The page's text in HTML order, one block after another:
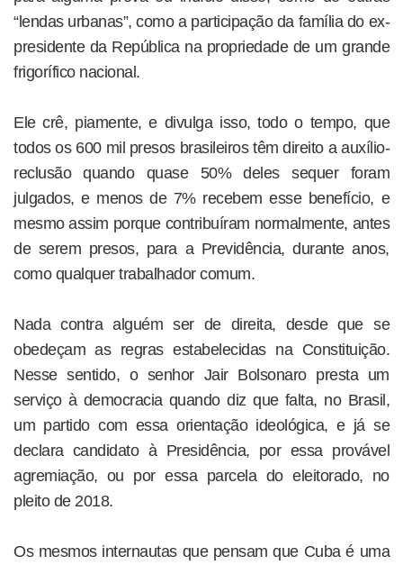
“lendas urbanas”, como a participação da família do ex-
presidente da República na propriedade de um grande
frigorífico nacional.
Ele crê, piamente, e divulga isso, todo o tempo, que
todos os 600 mil presos brasileiros têm direito a auxílio-
reclusão quando quase 50% deles sequer foram
julgados, e menos de 7% recebem esse benefício, e
mesmo assim porque contribuíram normalmente, antes
de serem presos, para a Previdência, durante anos,
como qualquer trabalhador comum.
Nada contra alguém ser de direita, desde que se
obedeçam as regras estabelecidas na Constituição.
Nesse sentido, o senhor Jair Bolsonaro presta um
serviço à democracia quando diz que falta, no Brasil,
um partido com essa orientação ideológica, e já se
declara candidato à Presidência, por essa provável
agremiação, ou por essa parcela do eleitorado, no
pleito de 2018.
Os mesmos internautas que pensam que Cuba é uma